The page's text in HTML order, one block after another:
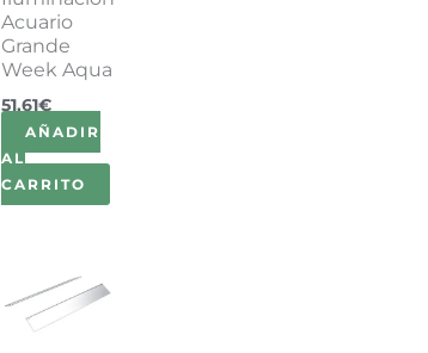
Acuario
Grande
Week Aqua
51,61€
AÑADIR
AL
CARRITO